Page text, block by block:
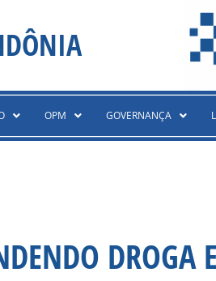
OPM GOVERNANÇA
DROGA